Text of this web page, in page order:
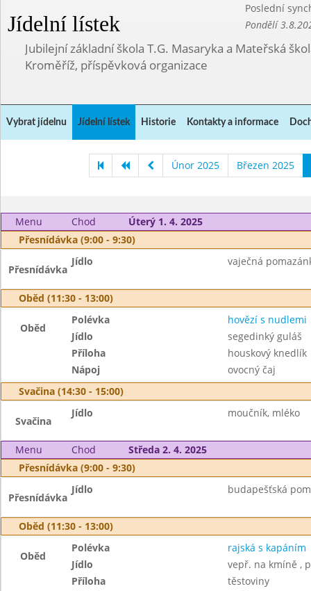
Jídelní lístek
Poslední
Pondělí
Jubilejní základní škola T.G. Masaryka a Mateřská
Kroměříž, příspěvková organizace
Vybrat jídelnu Jídelní lístek Historie Kontakty a informace
Únor 2025 Březen 2025
Menu Chod
Úterý 1. 4. 2025
Přesnídávka (9:00 - 9:30)
Přesnídávka
Jídlo vaječná
Oběd (11:30 - 13:00)
Oběd
Polévka
hovězí s nudlemi
Jídlo
segedinký guláš
Příloha
houskový knedlík
Nápoj
ovocný čaj
Svačina (14:30 - 15:00)
Svačina
Jídlo moučník, mléko
Menu Chod
Středa 2. 4. 2025
Přesnídávka (9:00 - 9:30)
Přesnídávka
Jídlo budapešťská
Oběd (11:30 - 13:00)
Oběd
Polévka
rajská s kapáním
Jídlo
vepř. na kmíně ,
Příloha
těstoviny